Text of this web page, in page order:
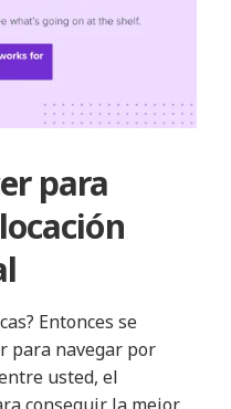
para
Entonces se
para navegar por
usted, el